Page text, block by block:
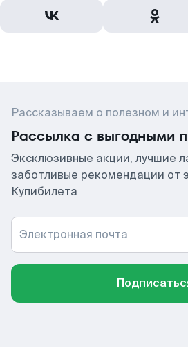
Рассказываем о полезном и
Рассылка с выгодными
Эксклюзивные акции, лучшие
заботливые рекомендации от
Купибилета
Электронная почта